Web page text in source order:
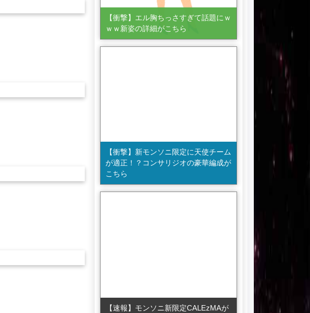
【衝撃】エル胸ちっさすぎて話題にｗ
ｗｗ新姿の詳細がこちら
【衝撃】新モンソニ限定に天使チーム
が適正！？コンサリジオの豪華編成が
こちら
【速報】モンソニ新限定CALEzMAが